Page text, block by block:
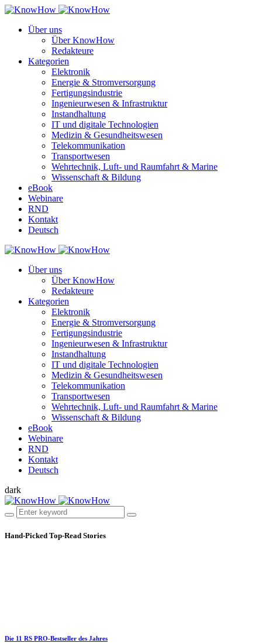
Über uns
Über KnowHow
Redakteure
Kategorien
Elektronik
Energie & Stromversorgung
Fertigungsindustrie
Ingenieurwesen & Infrastruktur
Instandhaltung
IT und digitale Technologien
Medizin & Gesundheitswesen
Telekommunikation
Transportwesen
Wehrtechnik, Luft- und Raumfahrt & Marine
Wissenschaft & Bildung
eBook
Webinare
RND
Kontakt
Deutsch
Über uns
Über KnowHow
Redakteure
Kategorien
Elektronik
Energie & Stromversorgung
Fertigungsindustrie
Ingenieurwesen & Infrastruktur
Instandhaltung
IT und digitale Technologien
Medizin & Gesundheitswesen
Telekommunikation
Transportwesen
Wehrtechnik, Luft- und Raumfahrt & Marine
Wissenschaft & Bildung
eBook
Webinare
RND
Kontakt
Deutsch
dark
Hand-Picked Top-Read Stories
Die 11 RS PRO-Bestseller des Jahres